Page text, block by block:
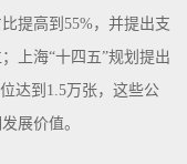
提高到55%，并提出支
上海“十四五”规划提出
达到1.5万张，这些公
展价值。